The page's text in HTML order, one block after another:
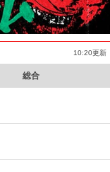
10:20更新
総合